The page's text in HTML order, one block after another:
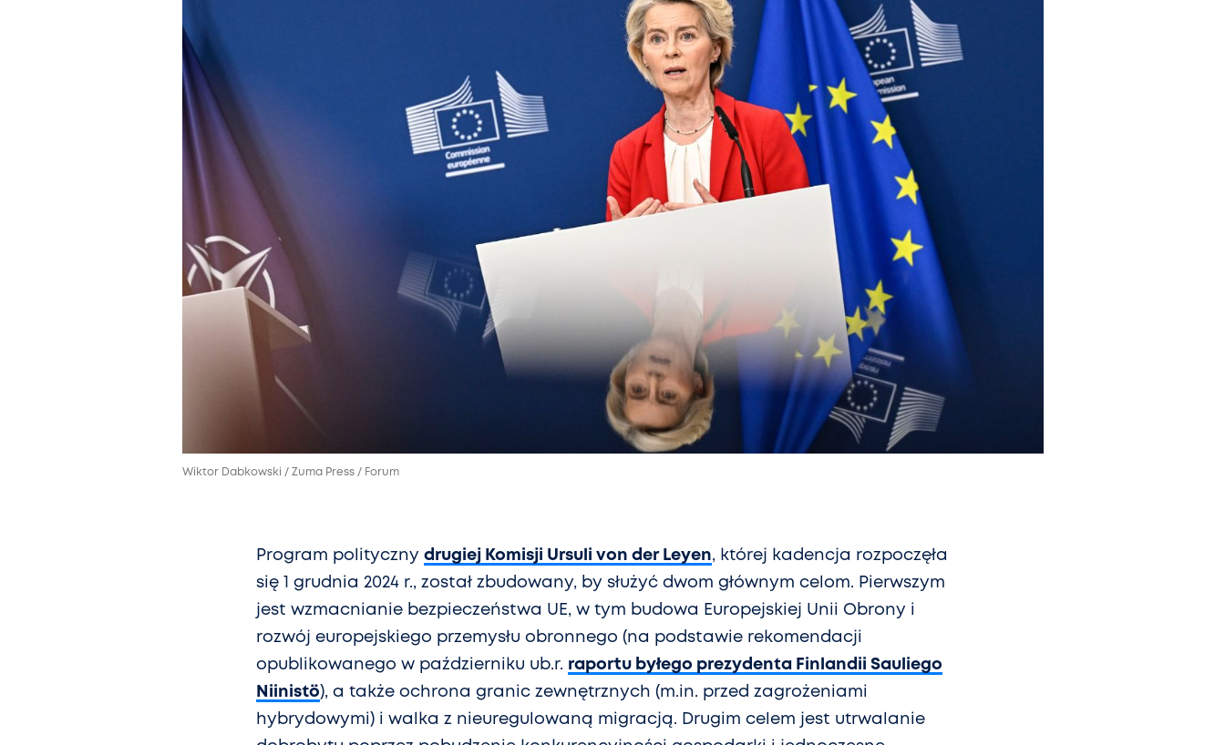
Wiktor Dabkowski / Zuma Press / Forum
Program polityczny drugiej Komisji Ursuli von der Leyen, której kadencja rozpoczęła
się 1 grudnia 2024 r., został zbudowany, by służyć dwom głównym celom. Pierwszym
jest wzmacnianie bezpieczeństwa UE, w tym budowa Europejskiej Unii Obrony i
rozwój europejskiego przemysłu obronnego (na podstawie rekomendacji
opublikowanego w październiku ub.r. raportu byłego prezydenta Finlandii Sauliego
Niinistö), a także ochrona granic zewnętrznych (m.in. przed zagrożeniami
hybrydowymi) i walka z nieuregulowaną migracją. Drugim celem jest utrwalanie